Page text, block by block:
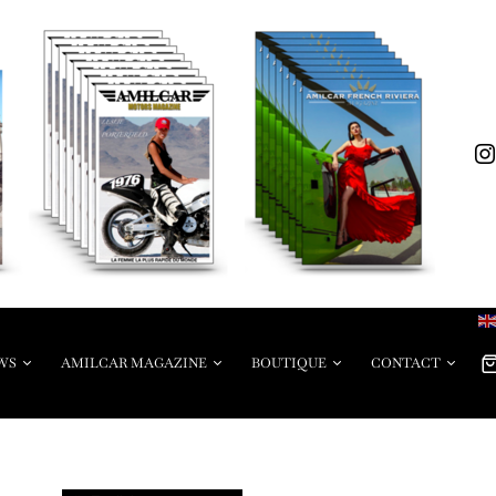
AMILCAR MAGAZINE BOUTIQUE CONTACT